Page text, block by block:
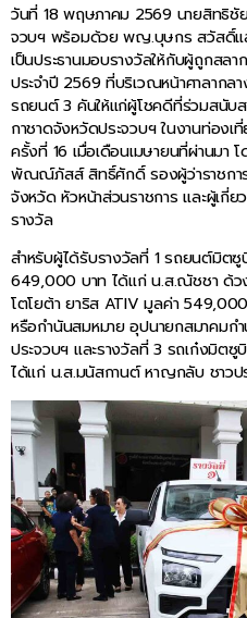
วันที่ 18 พฤษภาคม 2569 นายสิทธิชั
จวบฯ พร้อมด้วย พญ.บุษกร สวัสดิ์แส
เป็นประธานมอบรางวัลให้กับผู้ถูกสล
ประจำปี 2569 ที่บริเวณหน้าศาลากล
รถยนต์ 3 คันให้แก่ผู้โชคดีที่ร่วมสนับ
กาชาดจังหวัดประจวบฯ ในงานท่องเ
ครั้งที่ 16 เมื่อเดือนเมษายนที่ผ่านมา
พัณณ์ภัสส์ สิทธิ์ศักดิ์ รองผู้ว่าราชกา
จังหวัด หัวหน้าส่วนราชการ และผู้เกี่
รางวัล
สำหรับผู้ได้รับรางวัลที่ 1 รถยนต์มิต
649,000 บาท ได้แก่ น.ส.ณัชชา ด้ว
โตโยต้า ยาริส ATIV มูลค่า
หรือกำนันสมหมาย อุปนายกสมาคมก
ประจวบฯ และรางวัลที่ 3 รถเก๋งมิต
ได้แก่ น.ส.มนัสกานต์ หาญกลับ ชาวป